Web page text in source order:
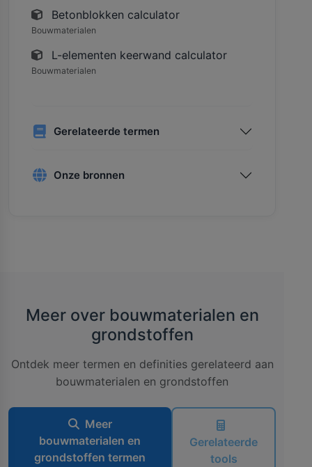
Betonblokken calculator
Bouwmaterialen
L-elementen keerwand calculator
Bouwmaterialen
Gerelateerde termen
Onze bronnen
Meer over bouwmaterialen en
grondstoffen
Ontdek meer termen en definities gerelateerd aan
bouwmaterialen en grondstoffen
Meer
bouwmaterialen en
grondstoffen termen
Gerelateerde
tools